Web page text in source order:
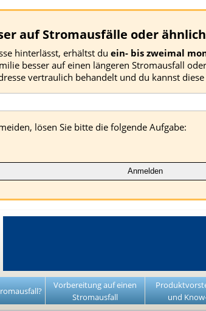
auf Stromausfälle oder
hinterlässt, erhältst du ein- bis zweimal
besser auf einen längeren Stromausfall
vertraulich behandelt und du kannst
lösen Sie bitte die folgende Aufgabe:
Vorbereitung auf einen
Stromausfall
und